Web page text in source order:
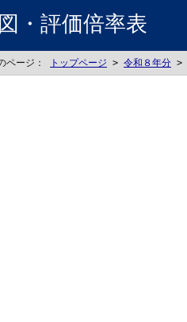
・評価倍率表
ページ： トップページ > 令和８年分 >